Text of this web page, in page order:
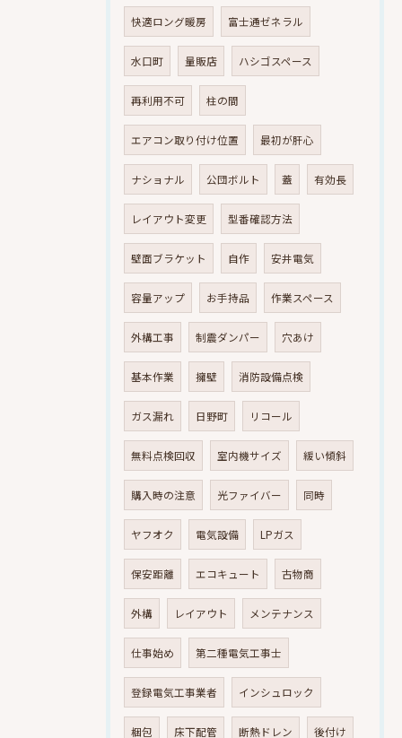
快適ロング暖房 富士通ゼネラル
水口町 量販店 ハシゴスペース
再利用不可 柱の間
エアコン取り付け位置 最初が肝心
ナショナル 公団ボルト 蓋 有効長
レイアウト変更 型番確認方法
壁面ブラケット 自作 安井電気
容量アップ お手持品 作業スペース
外構工事 制震ダンパー 穴あけ
基本作業 擁壁 消防設備点検
ガス漏れ 日野町 リコール
無料点検回収 室内機サイズ 緩い傾斜
購入時の注意 光ファイバー 同時
ヤフオク 電気設備 LPガス
保安距離 エコキュート 古物商
外構 レイアウト メンテナンス
仕事始め 第二種電気工事士
登録電気工事業者 インシュロック
梱包 床下配管 断熱ドレン 後付け